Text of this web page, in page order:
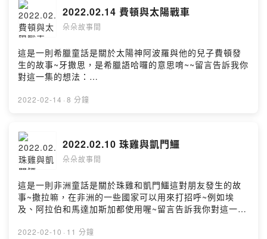
2022.02.14 費頓與太陽戰車
朵朵故事間
這是一則希臘童話是關於太陽神阿波羅與他的兒子費頓發
生的故事~牙撒思，是希臘語哈囉的意思唷~~留言告訴我你
對這一集的想法：
ow4oq?m=commentPowered by Firstory Hosting
2022-02-14 · 8 分鐘
2022.02.10 珠雞與凱門鱷
朵朵故事間
這是一則非洲童話是關於珠雞和凱門鱷這對朋友發生的故
事~撒拉嘛，在非洲的一些國家可以用來打招呼~例如埃
及、阿拉伯和馬達加斯加都使用喔~留言告訴我你對這一集
https://open.firstory.me/story/ckzguyepu18dk0980fsfi
2022-02-10 · 11 分鐘